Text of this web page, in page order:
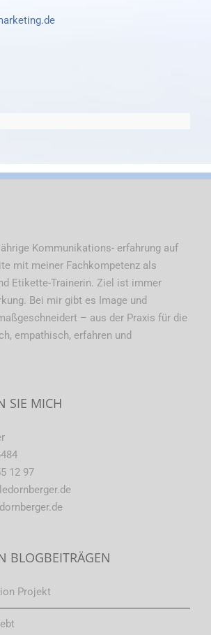
Kommunikations- erfahrung auf
mit meiner Fachkompetenz als
Etikette-Trainerin. Ziel ist immer
Bei mir gibt es Image und
– aus der Praxis für die
empathisch, erfahren und
SIE MICH
12 97
BLOGBEITRÄGEN
Projekt